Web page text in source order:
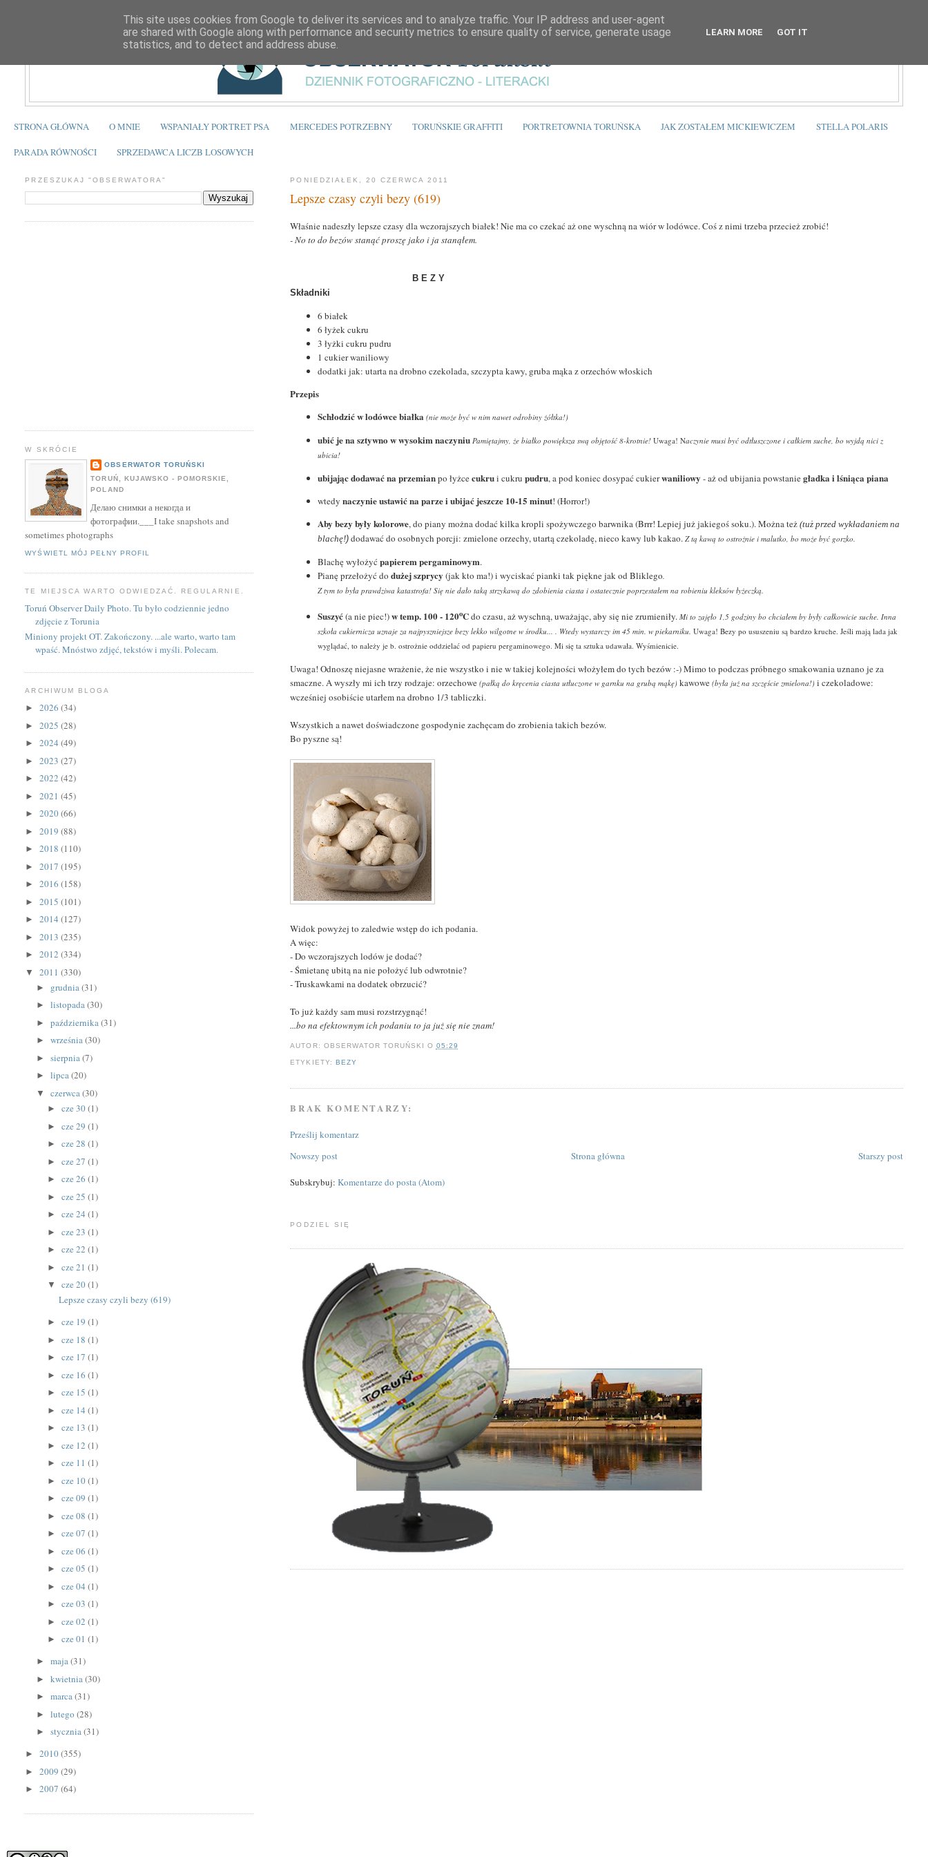
STRONA GŁÓWNA O MNIE WSPANIAŁY PORTRET PSA MERCEDES POTRZEBNY TORUŃSKIE GRAFFITI PORTRETOWNIA TORUŃSKA JAK ZOSTAŁEM MICKIEWICZEM STELLA POLARIS
PARADA RÓWNOŚCI SPRZEDAWCA LICZB LOSOWYCH
PONIEDZIAŁEK, 20 CZERWCA 2011
Lepsze czasy czyli bezy (619)
Właśnie nadeszły lepsze czasy dla wczorajszych białek! Nie ma co czekać aż one wyschną na wiór w lodówce. Coś z nimi trzeba przecież zrobić!
- No to do bezów stanąć proszę jako i ja stanąłem.
B E Z Y
Składniki
6 białek
6 łyżek cukru
3 łyżki cukru pudru
1 cukier waniliowy
dodatki jak: utarta na drobno czekolada, szczypta kawy, gruba mąka z orzechów włoskich
Przepis
Schłodzić w lodówce białka(nie może być w nim nawet odrobiny żółtka!)
ubić je na sztywno w wysokim naczyniu Pamiętajmy, że białko powiększa swą objętość 8-krotnie!Uwaga! Naczynie musi być odtłuszczone i całkiem suche, bo wyjdą nici z
ubicia!
ubijając dodawać na przemianpo łyżcecukrui cukrupudru, a pod koniec dosypać cukierwaniliowy- aż od ubijania powstaniegładka i lśniąca piana
wtedynaczynie ustawić na parze i ubijać jeszcze 10-15 minut! (Horror!)
Aby bezy były kolorowe, do piany można dodać kilka kropli spożywczego barwnika (Brrr! Lepiej już jakiegoś soku.). Można też(tuż przed wykładaniem na
blachę!) dodawać do osobnych porcji: zmielone orzechy, utartą czekoladę, nieco kawy lub kakao.Z tą kawą to ostrożnie i malutko, bo może być gorzko.
Blachę wyłożyćpapierem pergaminowym.
Pianę przełożyć dodużej szprycy(jak kto ma!) i wyciskać pianki tak piękne jak od Bliklego
Z tym to była prawdziwa katastrofa! Się nie dało taką strzykawą do zdobienia ciasta i ostatecznie poprzestałem na robieniu kleksów łyżeczką.
Suszyć(a nie piec!)w temp. 100 - 120oCdo czasu, aż wyschną, uważając, aby się nie zrumieniły.Mi to zajęło 1,5 godziny bo chciałem by były całkowicie suche. Inna
szkoła cukiernicza uznaje za najpyszniejsze bezy lekko wilgotne w środku... . Wtedy wystarczy im 45 min. w piekarniku.Uwaga! Bezy po ususzeniu są bardzo kruche. Jeśli mają lada jak
wyglądać, to należy je b. ostrożnie oddzielać od papieru pergaminowego. Mi się ta sztuka udawała. Wyśmienicie.
Uwaga! Odnoszę niejasne wrażenie, że nie wszystko i nie w takiej kolejności włożyłem do tych bezów :-) Mimo to podczas próbnego smakowania uznano je za
smaczne. A wyszły mi ich trzy rodzaje: orzechowe(pałką do kręcenia ciasta utłuczone w garnku na grubą mąkę) kawowe(była już na szczęście zmielona!) i czekoladowe:
wcześniej osobiście utarłem na drobno 1/3 tabliczki.
Wszystkich a nawet doświadczone gospodynie zachęcam do zrobienia takich bezów.
Bo pyszne są!
Widok powyżej to zaledwie wstęp do ich podania.
A więc:
- Do wczorajszych lodów je dodać?
- Śmietanę ubitą na nie położyć lub odwrotnie?
- Truskawkami na dodatek obrzucić?
To już każdy sam musi rozstrzygnąć!
...bo na efektownym ich podaniu to ja już się nie znam!
AUTOR: OBSERWATOR TORUŃSKI O 05:29
ETYKIETY: BEZY
BRAK KOMENTARZY:
Prześlij komentarz
Nowszy post
Starszy post
Strona główna
Subskrybuj:Komentarze do posta (Atom)
PODZIEL SIĘ
PRZESZUKAJ "OBSERWATORA"
W SKRÓCIE
OBSERWATOR TORUŃSKI
TORUŃ, KUJAWSKO - POMORSKIE,
POLAND
Делаю снимки а некогда и
фотографии.___I take snapshots and
sometimes photographs
WYŚWIETL MÓJ PEŁNY PROFIL
TE MIEJSCA WARTO ODWIEDZAĆ. REGULARNIE.
Toruń Observer Daily Photo. Tu było codziennie jedno
zdjęcie z Torunia
Miniony projekt OT. Zakończony. ...ale warto, warto tam
wpaść. Mnóstwo zdjęć, tekstów i myśli. Polecam.
ARCHIWUM BLOGA
►2026(34)
►2025(28)
►2024(49)
►2023(27)
►2022(42)
►2021(45)
►2020(66)
►2019(88)
►2018(110)
►2017(195)
►2016(158)
►2015(101)
►2014(127)
►2013(235)
►2012(334)
▼2011(330)
► grudnia(31)
►listopada(30)
►października(31)
►września(30)
►sierpnia(7)
►lipca(20)
▼czerwca(30)
► cze 30(1)
► cze 29 (1)
► cze 28 (1)
► cze 27 (1)
► cze 26 (1)
► cze 25 (1)
► cze 24 (1)
► cze 23 (1)
► cze 22 (1)
► cze 21 (1)
▼ cze 20(1)
Lepsze czasy czyli bezy (619)
► cze 19 (1)
► cze 18 (1)
► cze 17 (1)
► cze 16 (1)
► cze 15 (1)
► cze 14 (1)
► cze 13 (1)
► cze 12 (1)
► cze 11 (1)
► cze 10(1)
► cze 09 (1)
► cze 08 (1)
► cze 07 (1)
► cze 06 (1)
► cze 05 (1)
► cze 04 (1)
► cze 03 (1)
► cze 02 (1)
► cze 01 (1)
►maja(31)
►kwietnia(30)
►marca(31)
►lutego(28)
►stycznia(31)
►2010(355)
►2009(29)
►2007(64)
This site uses cookies from Google to deliver its services and to analyze traffic. Your IP address and user-agent
are shared with Google along with performance and security metrics to ensure quality of service, generate usage
statistics, and to detect and address abuse.
LEARN MORE GOT IT